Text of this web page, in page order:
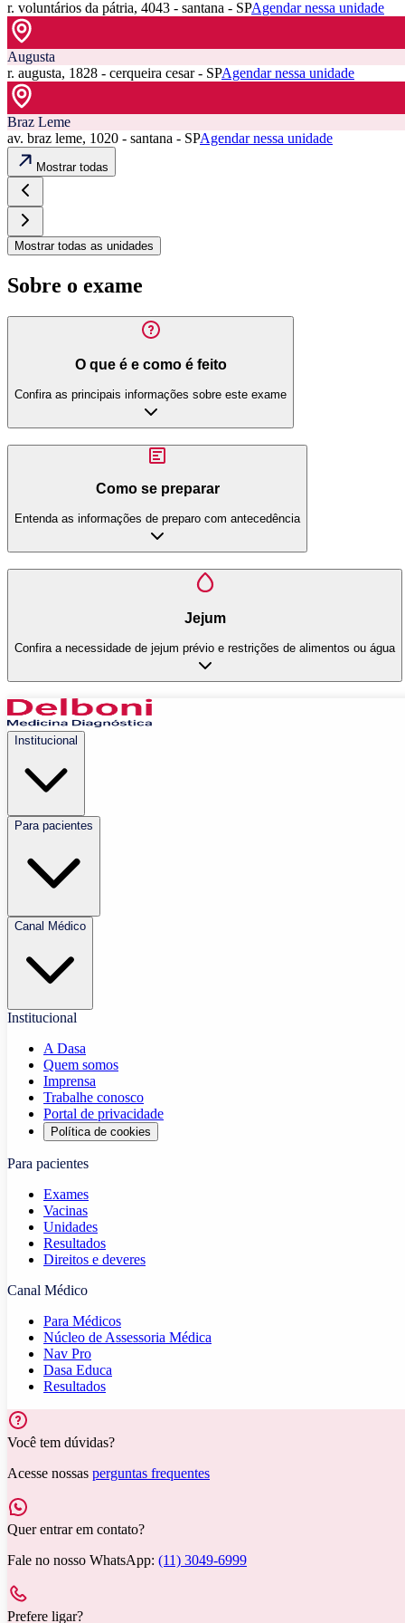
r. voluntários da pátria, 4043 - santana - SPAgendar nessa unidade
Augusta
r. augusta, 1828 - cerqueira cesar - SPAgendar nessa unidade
Braz Leme
av. braz leme, 1020 - santana - SPAgendar nessa unidade
Mostrar todas
Mostrar todas as unidades
Sobre o exame
O que é e como é feito
Confira as principais informações sobre este exame
Como se preparar
Entenda as informações de preparo com antecedência
Jejum
Confira a necessidade de jejum prévio e restrições de alimentos ou água
Institucional
Para pacientes
Canal Médico
Institucional
A Dasa
Quem somos
Imprensa
Trabalhe conosco
Portal de privacidade
Política de cookies
Para pacientes
Exames
Vacinas
Unidades
Resultados
Direitos e deveres
Canal Médico
Para Médicos
Núcleo de Assessoria Médica
Nav Pro
Dasa Educa
Resultados
Você tem dúvidas?
Acesse nossas perguntas frequentes
Quer entrar em contato?
Fale no nosso WhatsApp: (11) 3049-6999
Prefere ligar?